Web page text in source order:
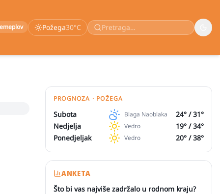
Požega30°C
PROGNOZA · POŽEGA
Subota Blaga Naoblaka 24° /31°
Nedjelja
Vedro 19° /34°
Ponedjeljak
Vedro 20° /38°
ANKETA
Što bi vas najviše zadržalo u rodnom kraju?